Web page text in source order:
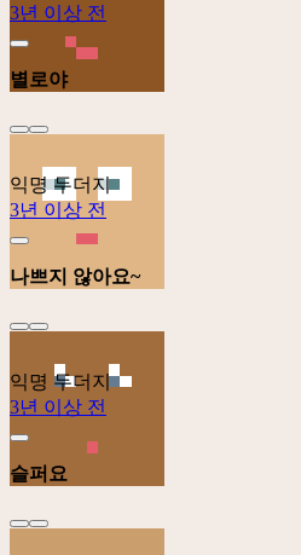
3년 이상 전
별로야
익명 두더지
3년 이상 전
나쁘지 않아요~
익명 두더지
3년 이상 전
슬퍼요